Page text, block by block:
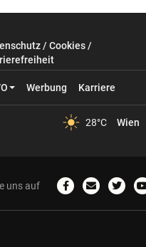
/ Cookies /
Werbung Karriere
28°C Wien
uns auf
Zum
Facebook-
Email
schreiben
Zum